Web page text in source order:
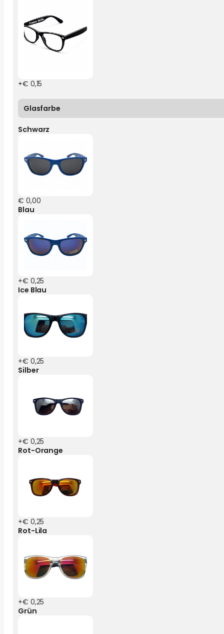
+€ 0,15
Glasfarbe
Schwarz
€ 0,00
Blau
+€ 0,25
Ice Blau
+€ 0,25
Silber
+€ 0,25
Rot-Orange
+€ 0,25
Rot-Lila
+€ 0,25
Grün